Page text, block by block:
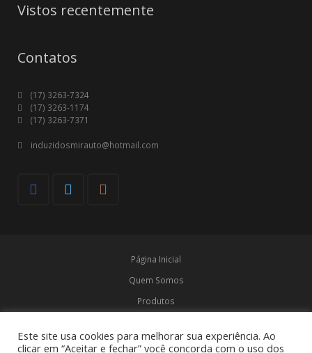
Vistos recentemente
Contatos
(17) 3263-7324
(17) 3263-1174
(17) 3263-7371
induzidosmirauto@hotmail.com
Página Inicial
Quem Somos
Produtos
Contato
Este site usa cookies para melhorar sua experiência. Ao
clicar em “Aceitar e fechar” você concorda com o uso dos